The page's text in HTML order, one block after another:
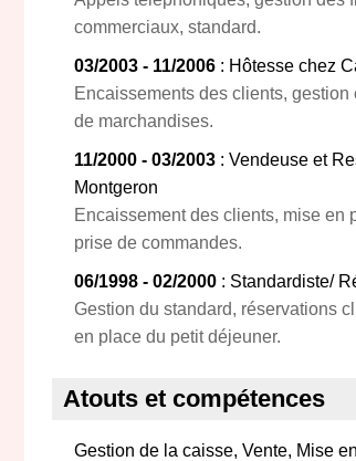
commerciaux, standard.
03/2003 - 11/2006 : Hôtesse chez
Encaissements des clients,
de marchandises.
11/2000 - 03/2003 : Vendeuse et
Montgeron
Encaissement des clients, mise en
prise de commandes.
06/1998 - 02/2000 : Standardiste/
Gestion du standard, réservations
en place du petit déjeuner.
Atouts et compétences
Gestion de la caisse, Vente, Mise